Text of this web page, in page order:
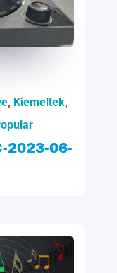
, Kiemeltek,
2023-06-